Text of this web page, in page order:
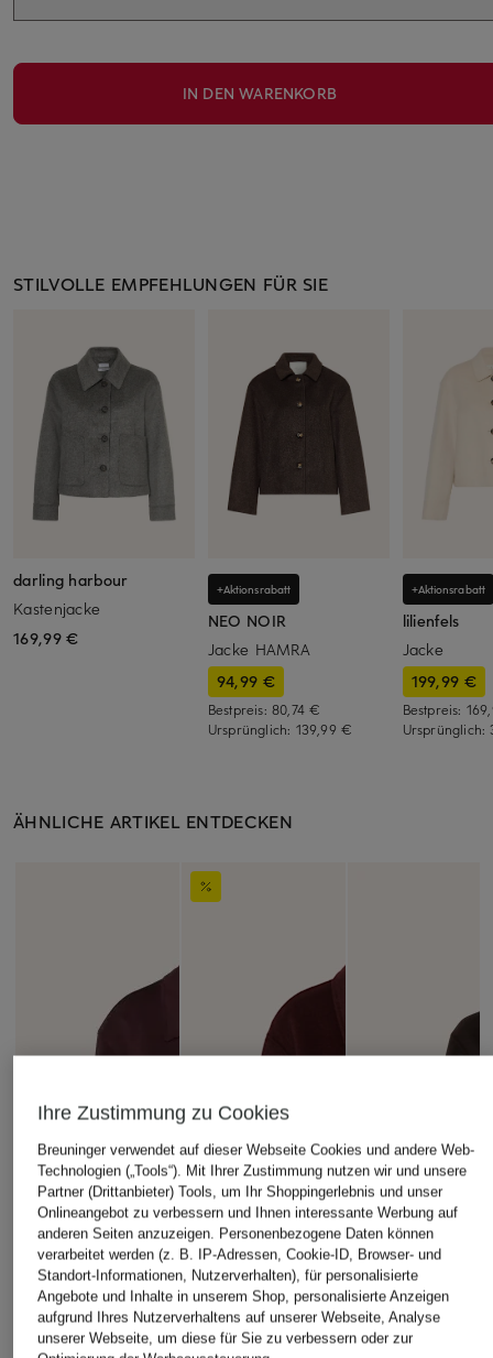
IN DEN WARENKORB
STILVOLLE EMPFEHLUNGEN FÜR SIE
darling harbour
Kastenjacke
169,99 €
+Aktionsrabatt
NEO NOIR
Jacke HAMRA
94,99 €
Bestpreis: 80,74 €
Ursprünglich: 139,99 €
+Aktionsrabatt
lilienfels
Jacke
199,99 €
Bestpreis:
Ursprünglich:
ÄHNLICHE ARTIKEL ENTDECKEN
Ihre Zustimmung zu Cookies
Breuninger verwendet auf dieser Webseite Cookies und andere Web-
Technologien („Tools“). Mit Ihrer Zustimmung nutzen wir und unsere
Partner (Drittanbieter) Tools, um Ihr Shoppingerlebnis und unser
Onlineangebot zu verbessern und Ihnen interessante Werbung auf
anderen Seiten anzuzeigen. Personenbezogene Daten können
verarbeitet werden (z. B. IP-Adressen, Cookie-ID, Browser- und
Standort-Informationen, Nutzerverhalten), für personalisierte
Angebote und Inhalte in unserem Shop, personalisierte Anzeigen
aufgrund Ihres Nutzerverhaltens auf unserer Webseite, Analyse
unserer Webseite, um diese für Sie zu verbessern oder zur